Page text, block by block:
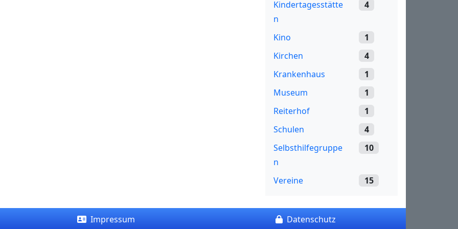
Kindertagesstätte
n
4
Kino
1
Kirchen
4
Krankenhaus
1
Museum
1
Reiterhof
1
Schulen
4
Selbsthilfegruppe
n
10
Vereine 15
Impressum Datenschutz